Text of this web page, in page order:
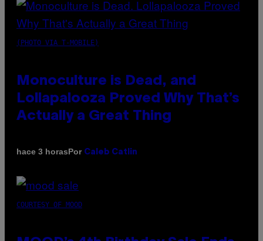
(PHOTO VIA T-MOBILE)
Monoculture is Dead, and
Lollapalooza Proved Why That’s
Actually a Great Thing
hace 3 horasPor Caleb Catlin
COURTESY OF MOOD